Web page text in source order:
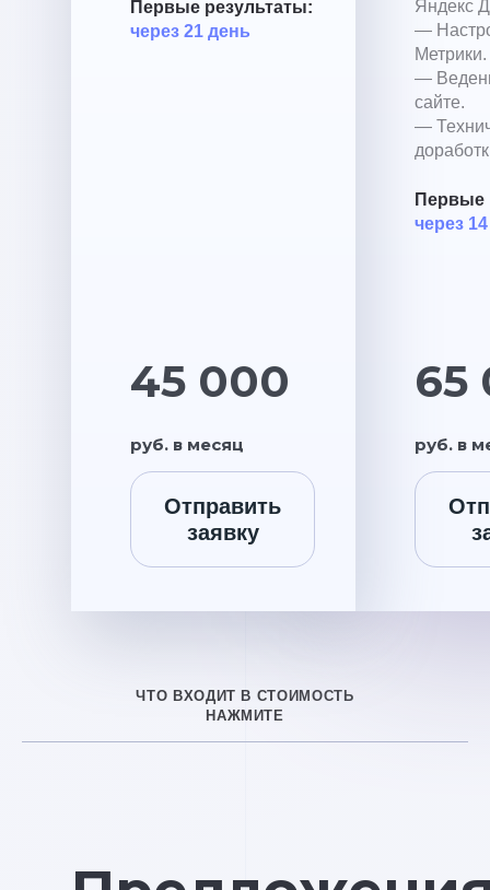
Первые результаты:
через 21 день
45 000
руб. в месяц
Отправить
заявку
Яндекс
—
Метрики.
—
сайте.
—
Первые
через
65
руб. в
ЧТО ВХОДИТ В СТОИМОСТЬ
НАЖМИТЕ